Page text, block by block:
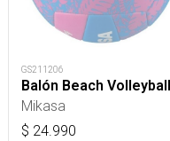
GS211206
Balón Beach Volleyball
Mikasa
$ 24.990